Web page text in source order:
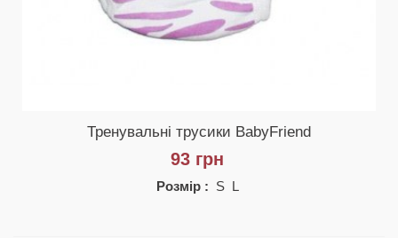
Тренувальні трусики BabyFriend
93 грн
Розмір : S L